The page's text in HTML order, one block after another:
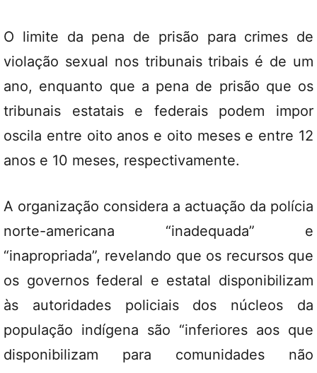
O limite da pena de prisão para crimes de
violação sexual nos tribunais tribais é de um
ano, enquanto que a pena de prisão que os
tribunais estatais e federais podem impor
oscila entre oito anos e oito meses e entre 12
anos e 10 meses, respectivamente.
A organização considera a actuação da polícia
norte-americana “inadequada” e
“inapropriada”, revelando que os recursos que
os governos federal e estatal disponibilizam
às autoridades policiais dos núcleos da
população indígena são “inferiores aos que
disponibilizam para comunidades não